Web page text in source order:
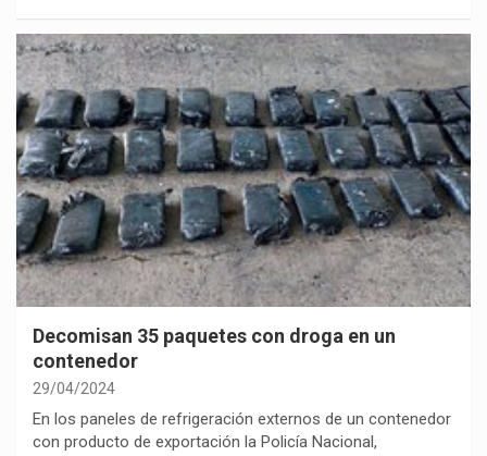
Decomisan 35 paquetes con droga en un
contenedor
29/04/2024
En los paneles de refrigeración externos de un contenedor
con producto de exportación la Policía Nacional,